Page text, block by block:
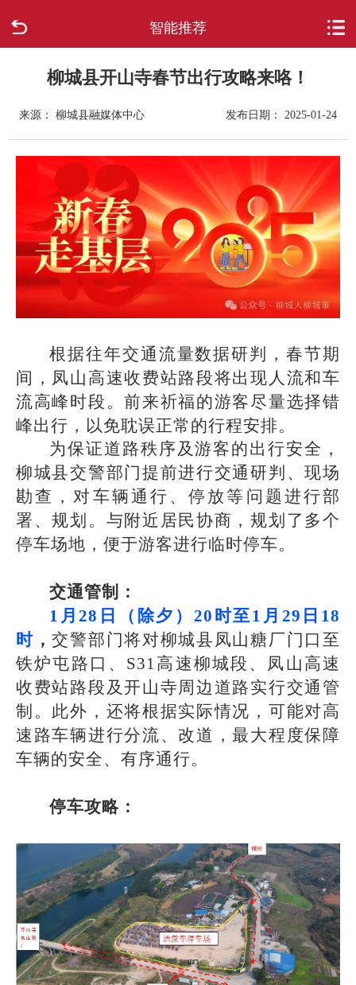
智能推荐
走进柳城
新闻中心
政府信息公开
网上办事
互动回应
柳城县开山寺春节出行攻略来咯！
来源： 柳城县融媒体中心 发布日期： 2025-01-24
根据往年交通流量数据研判，春节期
间，凤山高速收费站路段将出现人流和车
流高峰时段。前来祈福的游客尽量选择错
峰出行，以免耽误正常的行程安排。
为保证道路秩序及游客的出行安全，
柳城县交警部门提前进行交通研判、现场
勘查，对车辆通行、停放等问题进行部
署、规划。与附近居民协商，规划了多个
停车场地，便于游客进行临时停车。
交通管制：
1月28日（除夕）20时至1月29日18
时 ，交警部门将对柳城县凤山糖厂门口至
铁炉屯路口、S31高速柳城段、凤山高速
收费站路段及开山寺周边道路实行交通管
制。此外，还将根据实际情况，可能对高
速路车辆进行分流、改道，最大程度保障
车辆的安全、有序通行。
停车攻略：